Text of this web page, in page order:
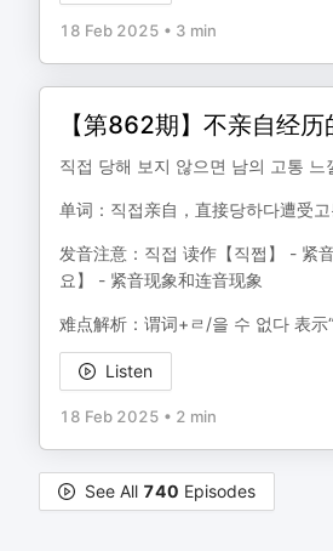
18 Feb 2025 • 3 min
【第862期】不亲自经
직접 당해 보지 않으면 남의 고통
单词：직접亲自，直接당하다遭受
发音注意：직접 读作【직쩝】 - 紧
요】 - 紧音现象和连音现象
难点解析：谓词+ㄹ/을 수 없다 表
Listen
18 Feb 2025 • 2 min
See All 740 Episodes